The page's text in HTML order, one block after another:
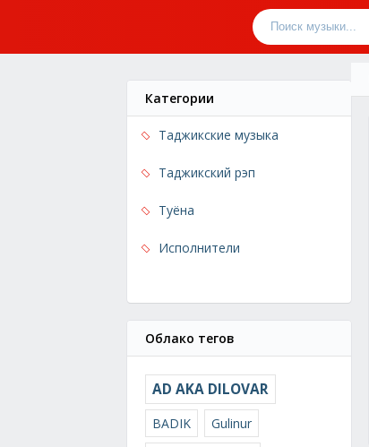
Категории
Таджикские музыка
Таджикский рэп
Туёна
Исполнители
Облако тегов
AD AKA DILOVAR
BADIK Gulinur